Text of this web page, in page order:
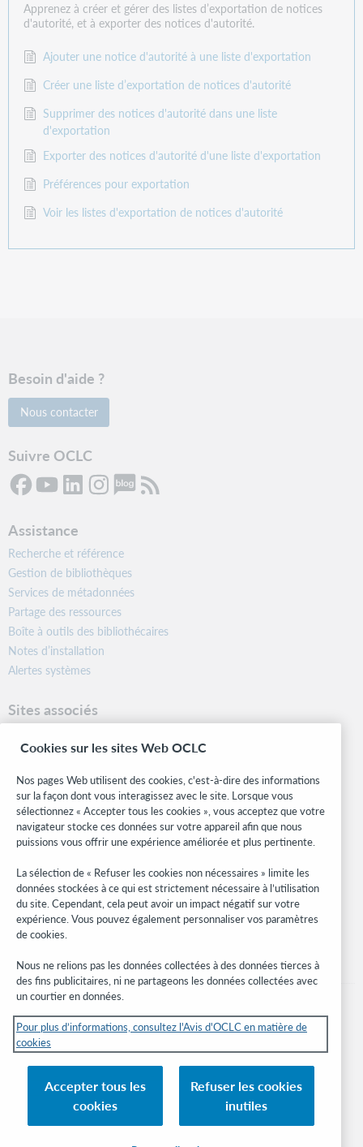
Apprenez à créer et gérer des listes d’exportation de notices
d'autorité, et à exporter des notices d'autorité.
Ajouter une notice d'autorité à une liste d'exportation
Créer une liste d’exportation de notices d'autorité
Supprimer des notices d'autorité dans une liste
d'exportation
Exporter des notices d'autorité d'une liste d'exportation
Préférences pour exportation
Voir les listes d'exportation de notices d'autorité
Besoin d'aide ?
Nous contacter
Suivre OCLC
Assistance
Recherche et référence
Gestion de bibliothèques
Services de métadonnées
Partage des ressources
Boîte à outils des bibliothécaires
Notes d’installation
Alertes systèmes
Sites associés
Formats bibliographiques
Research
WebJunction
Réseau des développeurs
Soyez informé
Recevez les dernières nouvelles sur les produits et services, des
études, des événements, et plus.
© 2026 OCLC
Inc. et de ses affiliés.
Avis sur les cookies Gérer mes cookies
Déclaration de confidentialité
Cookies sur les sites Web OCLC
Nos pages Web utilisent des cookies, c'est-à-dire des informations
sur la façon dont vous interagissez avec le site. Lorsque vous
sélectionnez « Accepter tous les cookies », vous acceptez que votre
navigateur stocke ces données sur votre appareil afin que nous
puissions vous offrir une expérience améliorée et plus pertinente.
La sélection de « Refuser les cookies non nécessaires » limite les
données stockées à ce qui est strictement nécessaire à l’utilisation
du site. Cependant, cela peut avoir un impact négatif sur votre
expérience. Vous pouvez également personnaliser vos paramètres
de cookies.
Nous ne relions pas les données collectées à des données tierces à
des fins publicitaires, ni ne partageons les données collectées avec
un courtier en données.
Pour plus d’informations, consultez l'Avis d'OCLC en matière de
cookies
Accepter tous les
cookies
Refuser les cookies
inutiles